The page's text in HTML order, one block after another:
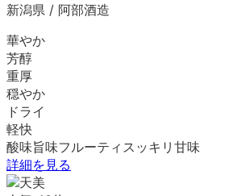
新潟県 / 阿部酒造
華やか
芳醇
重厚
穏やか
ドライ
軽快
酸味旨味フルーティ スッキリ 甘味
詳細を見る